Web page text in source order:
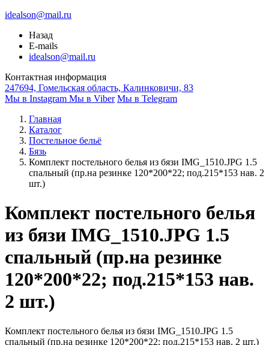
idealson@mail.ru
Назад
E-mails
idealson@mail.ru
Контактная информация
247694, Гомельская область, Калинковичи, 83
Мы в Instagram Мы в Viber Мы в Telegram
Главная
Каталог
Постельное бельё
Бязь
Комплект постельного белья из бязи IMG_1510.JPG 1.5
спальный (пр.на резинке 120*200*22; под.215*153 нав. 2
шт.)
Комплект постельного белья
из бязи IMG_1510.JPG 1.5
спальный (пр.на резинке
120*200*22; под.215*153 нав.
2 шт.)
Комплект постельного белья из бязи IMG_1510.JPG 1.5
спальный (пр.на резинке 120*200*22; под.215*153 нав. 2 шт.)